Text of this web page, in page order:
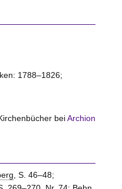
1788–1826;
beiArchion
, S. 46–48;